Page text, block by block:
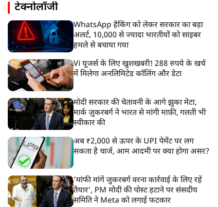
टेक्नोलॉजी
WhatsApp हैकिंग को लेकर सरकार का बड़ा
अलर्ट, 10,000 से ज्यादा भारतीयों को साइबर
हमले से बचाया गया
Vi यूजर्स के लिए खुशखबरी! 288 रुपये के खर्च
में मिलेगा अनलिमिटेड कॉलिंग और डेटा
मोदी सरकार की चेतावनी के आगे झुका मेटा,
मार्क ज़ुकरबर्ग ने भारत से मांगी माफ़ी, गलती भी
स्वीकार की
अब ₹2,000 से ऊपर के UPI पेमेंट पर लग
सकता है चार्ज, आम आदमी पर क्या होगा असर?
‘मांफी मांगें जुकरबर्ग वरना कार्रवाई के लिए रहें
तैयार’, PM मोदी की पोस्ट हटाने पर संसदीय
समिति ने Meta को लगाई फटकार